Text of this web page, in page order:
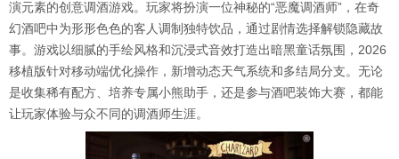
演元素的创意调酒游戏。玩家将扮演一位神秘的“恶魔调酒师”，在奇
幻酒吧中为形形色色的客人调制独特饮品，通过剧情选择解锁隐藏故
事。游戏以细腻的手绘风格和沉浸式音效打造出暗黑童话氛围，2026
移植版针对移动端优化操作，新增动态天气系统和多结局分支。无论
是收集稀有配方、培养专属小熊助手，还是参与酒吧装饰大赛，都能
让玩家体验与众不同的调酒师生涯。